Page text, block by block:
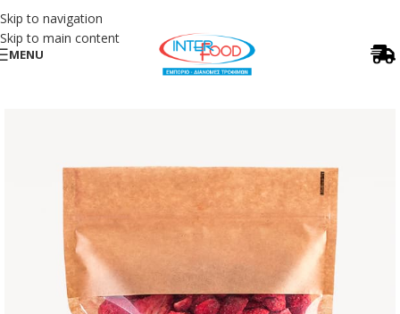
Skip to navigation
Skip to main content
MENU